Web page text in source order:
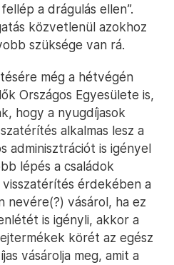
a drágulás ellen”.
közvetlenül azokhoz
szüksége van rá.
még a hétvégén
Országos Egyesülete is,
hogy a nyugdíjasok
alkalmas lesz a
adminisztrációt is igényel
lépés a családok
érdekében a
nevére(?) vásárol, ha ez
is igényli, akkor a
körét az egész
vásárolja meg, amit a